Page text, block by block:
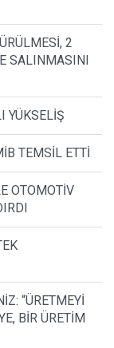
2
SALINMASINI
YÜKSELİŞ
TEMSİL ETTİ
OTOMOTİV
“ÜRETMEYİ
BİR ÜRETİM